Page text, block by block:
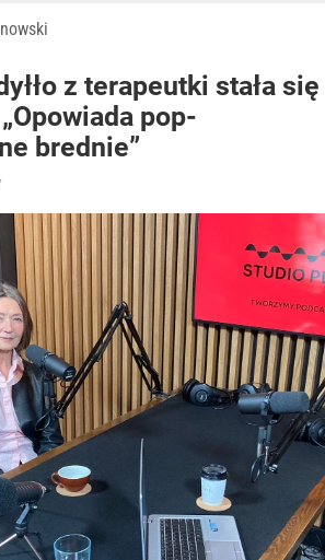
z terapeutki stała się
pop-
brednie”